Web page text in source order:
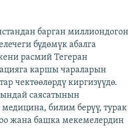
барган миллиондогон
бүдөмүк абалга
расмий Тегеран
каршы чараларын
чектөөлөрдү киргизүүдө.
саясатынын
билим берүү, турак
жана башка мекемелердин